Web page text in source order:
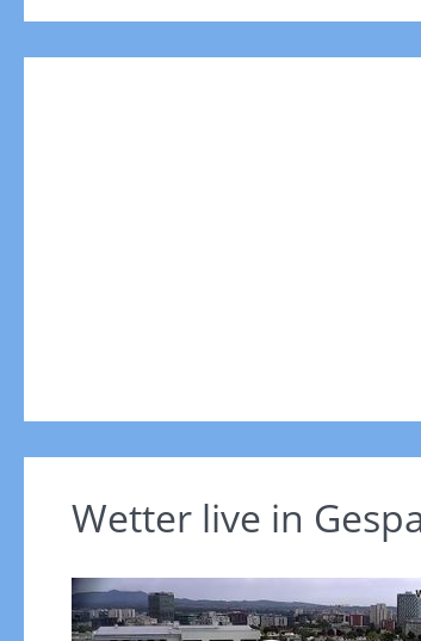
Wetter live in